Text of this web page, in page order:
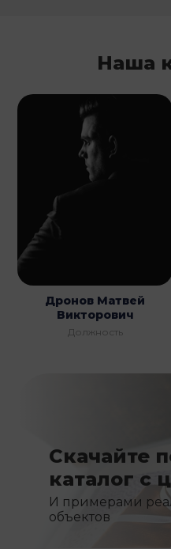
Наша
Дронов Матвей
Викторович
Должность
Скачайте
каталог с
И примерами
объектов